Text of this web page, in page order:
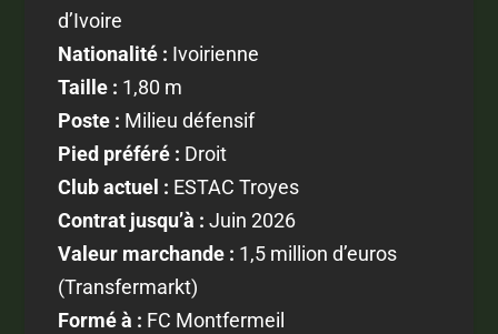
d’Ivoire
Nationalité : Ivoirienne
Taille : 1,80 m
Poste : Milieu défensif
Pied préféré : Droit
Club actuel : ESTAC Troyes
Contrat jusqu’à : Juin 2026
Valeur marchande : 1,5 million d’euros
(Transfermarkt)
Formé à : FC Montfermeil